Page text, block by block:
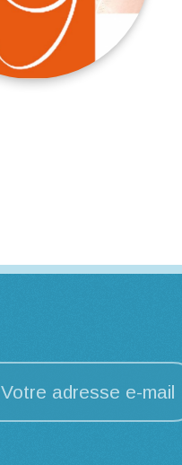
Votre adresse e-mail